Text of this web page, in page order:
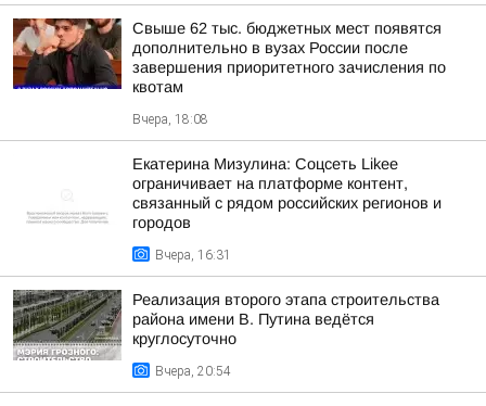
Свыше 62 тыс. бюджетных мест появятся
дополнительно в вузах России после
завершения приоритетного зачисления по
квотам
Вчера, 18:08
Екатерина Мизулина: Соцсеть Likee
ограничивает на платформе контент,
связанный с рядом российских регионов и
городов
Вчера, 16:31
Реализация второго этапа строительства
района имени В. Путина ведётся
круглосуточно
Вчера, 20:54